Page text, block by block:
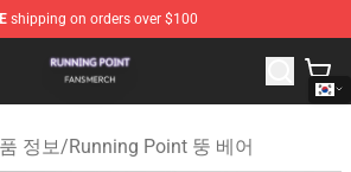
shipping on orders over $100
Shop - Official Running Point
정보/Running Point 뚱 베어